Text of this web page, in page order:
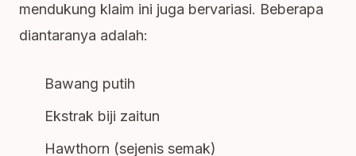
mendukung klaim ini juga bervariasi. Beberapa
diantaranya adalah:
Bawang putih
Ekstrak biji zaitun
Hawthorn (sejenis semak)